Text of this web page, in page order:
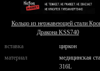
Кольцо из нержавеющей стали
Дракона KSS740
вставка
циркон
материал
медицинская
316L